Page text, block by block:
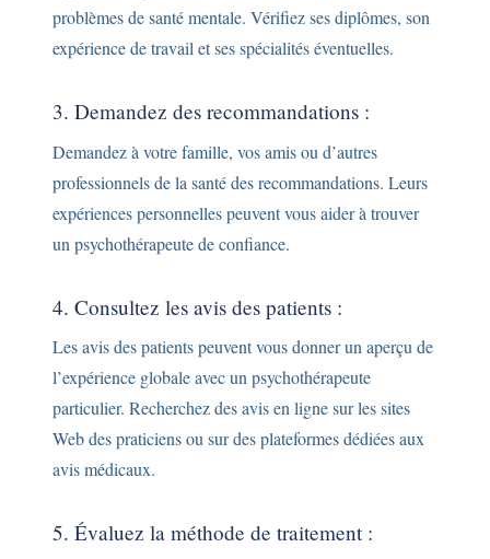
problèmes de santé mentale. Vérifiez ses diplômes, son
expérience de travail et ses spécialités éventuelles.
3. Demandez des recommandations :
Demandez à votre famille, vos amis ou d’autres
professionnels de la santé des recommandations. Leurs
expériences personnelles peuvent vous aider à trouver
un psychothérapeute de confiance.
4. Consultez les avis des patients :
Les avis des patients peuvent vous donner un aperçu de
l’expérience globale avec un psychothérapeute
particulier. Recherchez des avis en ligne sur les sites
Web des praticiens ou sur des plateformes dédiées aux
avis médicaux.
5. Évaluez la méthode de traitement :